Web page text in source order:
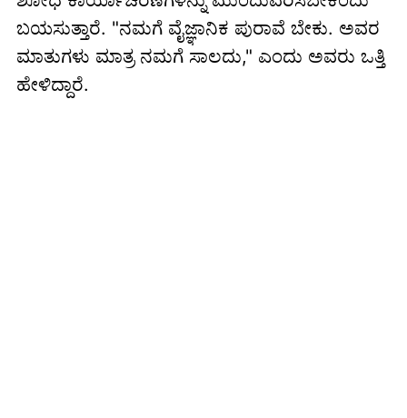
ಬಯಸುತ್ತಾರೆ. "ನಮಗೆ ವೈಜ್ಞಾನಿಕ ಪುರಾವೆ ಬೇಕು. ಅವರ
ಮಾತುಗಳು ಮಾತ್ರ ನಮಗೆ ಸಾಲದು," ಎಂದು ಅವರು ಒತ್ತಿ
ಹೇಳಿದ್ದಾರೆ.